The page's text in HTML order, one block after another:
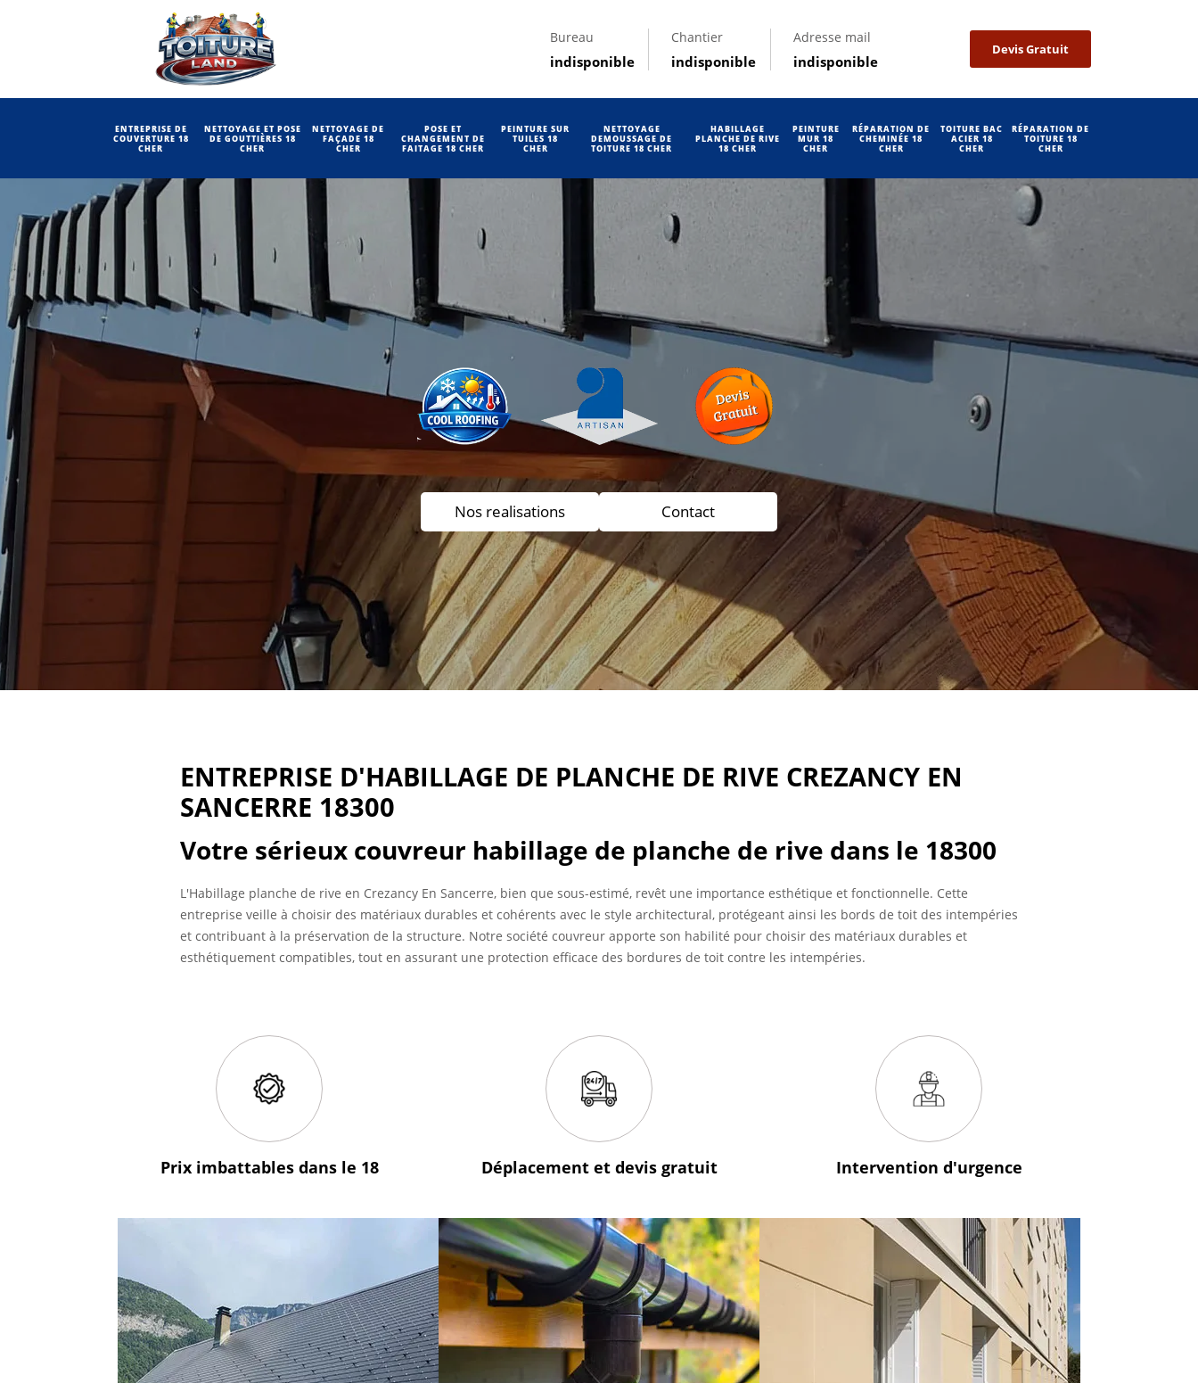
Bureau
indisponible
Chantier
indisponible
Adresse mail
indisponible
Devis Gratuit
ENTREPRISE DE
COUVERTURE 18
CHER
NETTOYAGE ET POSE
DE GOUTTIÈRES 18
CHER
NETTOYAGE DE
FAÇADE 18
CHER
POSE ET
CHANGEMENT DE
FAITAGE 18 CHER
PEINTURE SUR
TUILES 18
CHER
NETTOYAGE
DEMOUSSAGE DE
TOITURE 18 CHER
HABILLAGE
PLANCHE DE RIVE
18 CHER
PEINTURE
MUR 18
CHER
RÉPARATION DE
CHEMINÉE 18
CHER
TOITURE BAC
ACIER 18
CHER
RÉPARATION DE
TOITURE 18
CHER
Nos realisations Contact
ENTREPRISE D'HABILLAGE DE PLANCHE DE RIVE CREZANCY EN
SANCERRE 18300
Votre sérieux couvreur habillage de planche de rive dans le 18300
L'Habillage planche de rive en Crezancy En Sancerre, bien que sous-estimé, revêt une importance esthétique et fonctionnelle. Cette
entreprise veille à choisir des matériaux durables et cohérents avec le style architectural, protégeant ainsi les bords de toit des intempéries
et contribuant à la préservation de la structure. Notre société couvreur apporte son habilité pour choisir des matériaux durables et
esthétiquement compatibles, tout en assurant une protection efficace des bordures de toit contre les intempéries.
Prix imbattables dans le 18 Déplacement et devis gratuit Intervention d'urgence